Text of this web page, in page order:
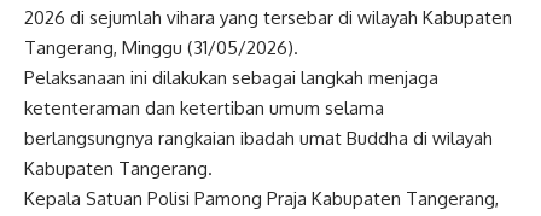
2026 di sejumlah vihara yang tersebar di wilayah Kabupaten
Tangerang, Minggu (31/05/2026).
Pelaksanaan ini dilakukan sebagai langkah menjaga
ketenteraman dan ketertiban umum selama
berlangsungnya rangkaian ibadah umat Buddha di wilayah
Kabupaten Tangerang.
Kepala Satuan Polisi Pamong Praja Kabupaten Tangerang,